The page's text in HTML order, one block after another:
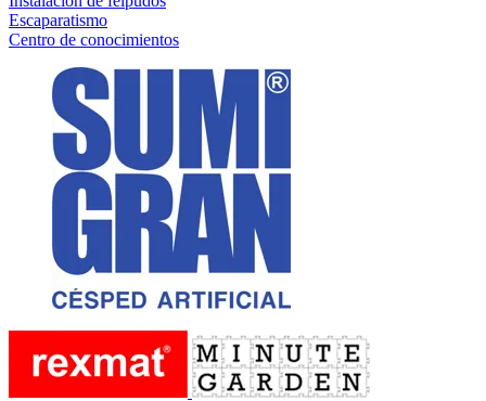
Escaparatismo
Centro de conocimientos